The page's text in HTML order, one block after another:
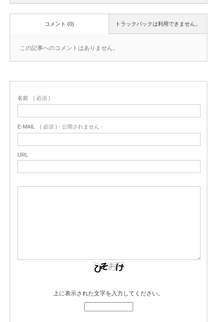
トラックバックは利用できません。
コメント (0)
この記事へのコメントはありません。
名前 ( 必須 )
E-MAIL ( 必須 ) - 公開されません -
URL
上に表示された文字を入力してください。